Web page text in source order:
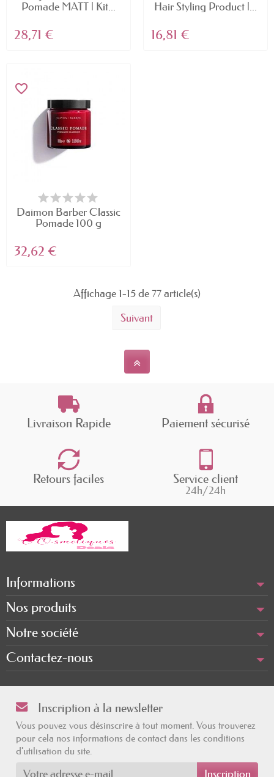
Pomade MATT | Kit...
28,71 €
Hair Styling Product |...
16,81 €
favorite_border
Daimon Barber Classic
Pomade 100 g
32,62 €
Affichage 1-15 de 77 article(s)
Suivant
Livraison Rapide Paiement sécurisé
Retours faciles Service client
24h/24h
Informations
Nos produits
Notre société
Contactez-nous
Inscription à la newsletter
Vous pouvez vous désinscrire à tout moment. Vous trouverez
pour cela nos informations de contact dans les conditions
d'utilisation du site.